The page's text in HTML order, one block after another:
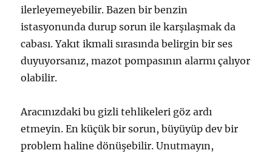
ilerleyemeyebilir. Bazen bir benzin
istasyonunda durup sorun ile karşılaşmak da
cabası. Yakıt ikmali sırasında belirgin bir ses
duyuyorsanız, mazot pompasının alarmı çalıyor
olabilir.
Aracınızdaki bu gizli tehlikeleri göz ardı
etmeyin. En küçük bir sorun, büyüyüp dev bir
problem haline dönüşebilir. Unutmayın,